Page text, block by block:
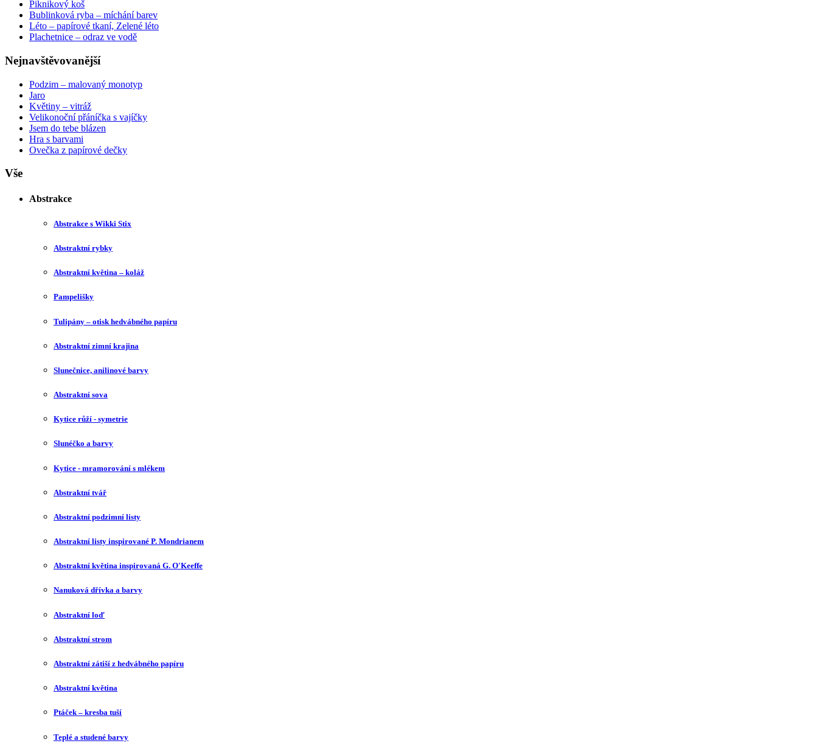
Piknikový koš
Bublinková ryba – míchání barev
Léto – papírové tkaní, Zelené léto
Plachetnice – odraz ve vodě
Nejnavštěvovanější
Podzim – malovaný monotyp
Jaro
Květiny – vitráž
Velikonoční přáníčka s vajíčky
Jsem do tebe blázen
Hra s barvami
Ovečka z papírové dečky
Vše
Abstrakce
Abstrakce s Wikki Stix
Abstraktní rybky
Abstraktní květina – koláž
Pampelišky
Tulipány – otisk hedvábného papíru
Abstraktní zimní krajina
Slunečnice, anilinové barvy
Abstraktní sova
Kytice růží - symetrie
Slunéčko a barvy
Kytice - mramorování s mlékem
Abstraktní tvář
Abstraktní podzimní listy
Abstraktní listy inspirované P. Mondrianem
Abstraktní květina inspirovaná G. O′Keeffe
Nanuková dřívka a barvy
Abstraktní loď
Abstraktní strom
Abstraktní zátiší z hedvábného papíru
Abstraktní květina
Ptáček – kresba tuší
Teplé a studené barvy